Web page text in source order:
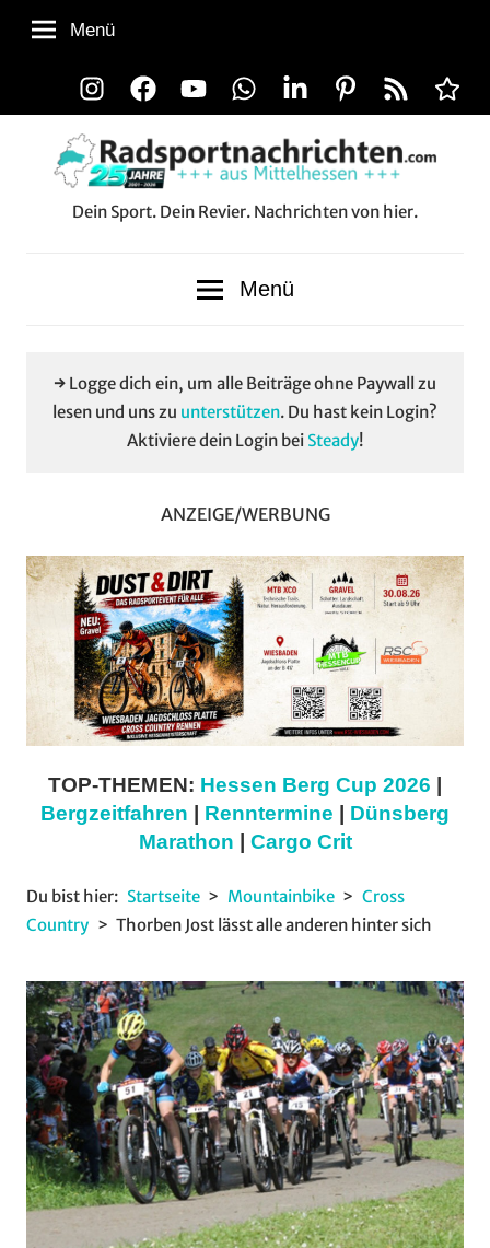
Zum
Inhalt
InstagramFacebookYouTubeWhatsAppLinkedInPinterest
RSS-
Feed
Alle
Menü
Dein Sport. Dein Revier. Nachrichten von hier.
Menü
→ Logge dich ein, um alle Beiträge ohne Paywall zu
lesen und uns zu unterstützen. Du hast kein Login?
Aktiviere dein Login bei Steady!
ANZEIGE/WERBUNG
TOP-THEMEN: Hessen Berg Cup 2026
Bergzeitfahren
Renntermine
Dünsberg
Marathon
Cargo Crit
Du bist hier: Startseite Mountainbike
Cross
Country
Thorben Jost lässt alle anderen hinter sich